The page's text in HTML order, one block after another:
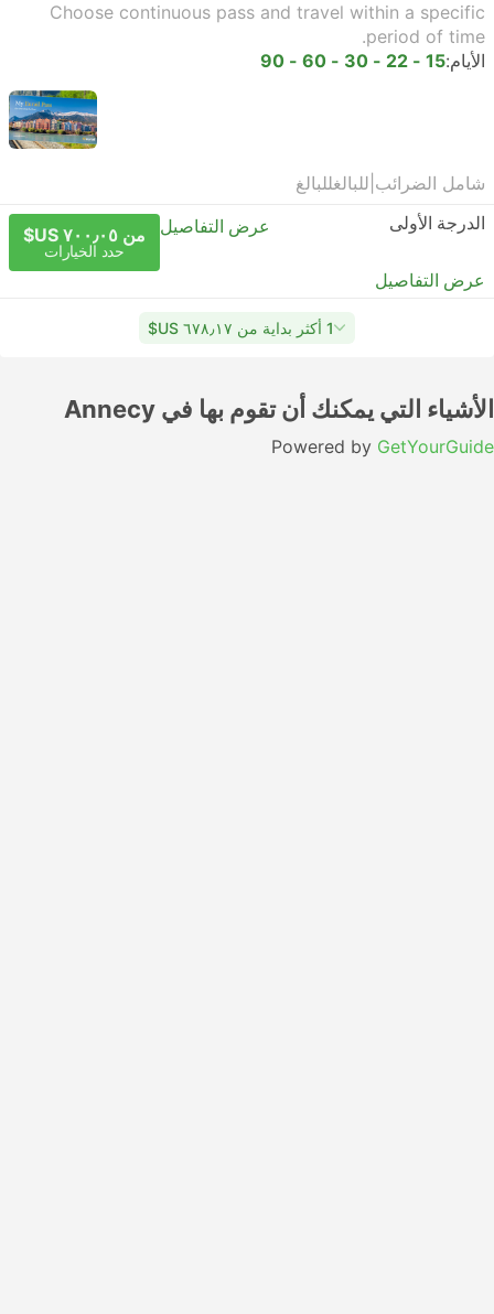
Choose continuous pass and travel within a specific
period of time.
الأيام:15 - 22 - 30 - 60 - 90
شامل الضرائب للبالغللبالغ
الدرجة الأولى
عرض التفاصيل من ٧٠٠٫٠٥ US$
حدد الخيارات
عرض التفاصيل
1 أكثر بداية من ٦٧٨٫١٧ US$
الأشياء التي يمكنك أن تقوم بها في Annecy
Powered by GetYourGuide